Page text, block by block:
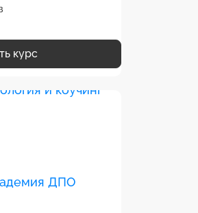
курс